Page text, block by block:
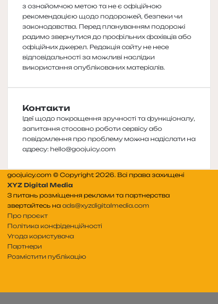
з ознайомчою метою та не є офіційною
рекомендацією щодо подорожей, безпеки чи
законодавства. Перед плануванням подорожі
радимо звернутися до профільних фахівців або
офіційних джерел. Редакція сайту не несе
відповідальності за можливі наслідки
використання опублікованих матеріалів.
Контакти
Ідеї щодо покращення зручності та функціоналу,
запитання стосовно роботи сервісу або
повідомлення про проблему можна надіслати на
адресу: hello@goojuicy.com
goojuicy.com © Copyright 2026. Всі права захищені
XYZ Digital Media
З питань розміщення реклами та партнерства
звертайтесь на ads@xyzdigitalmedia.com
Про проєкт
Політика конфіденційності
Угода користувача
Партнери
Розмістити публікацію